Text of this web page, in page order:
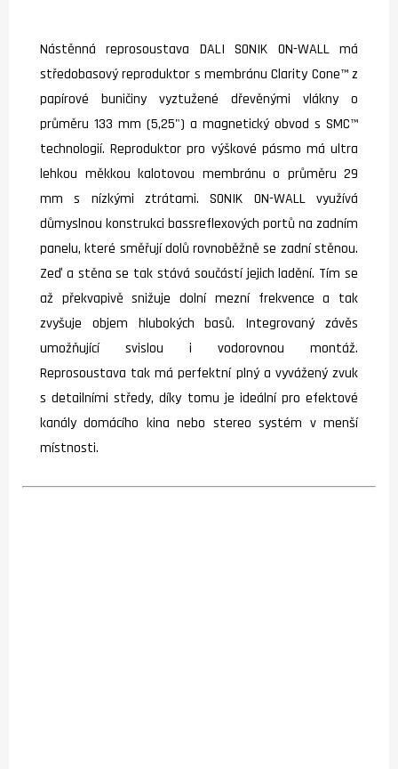
Nástěnná reprosoustava DALI SONIK ON-WALL má
středobasový reproduktor s membránu Clarity Cone™ z
papírové buničiny vyztužené dřevěnými vlákny o
průměru 133 mm (5,25") a magnetický obvod s SMC™
technologií. Reproduktor pro výškové pásmo má ultra
lehkou měkkou kalotovou membránu o průměru 29
mm s nízkými ztrátami. SONIK ON-WALL využívá
důmyslnou konstrukci bassreflexových portů na zadním
panelu, které směřují dolů rovnoběžně se zadní stěnou.
Zeď a stěna se tak stává součástí jejich ladění. Tím se
až překvapivě snižuje dolní mezní frekvence a tak
zvyšuje objem hlubokých basů. Integrovaný závěs
umožňující svislou i vodorovnou montáž.
Reprosoustava tak má perfektní plný a vyvážený zvuk
s detailními středy, díky tomu je ideální pro efektové
kanály domácího kina nebo stereo systém v menší
místnosti.